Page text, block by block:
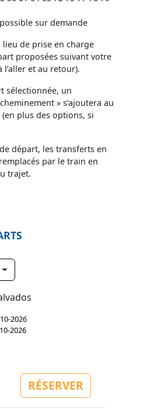
sur demande
de prise en charge
proposées suivant votre
l’aller et au retour).
sélectionnée, un
» s’ajoutera au
plus des options, si
départ, les transferts en
par le train en
trajet.
2026
2026
RÉSERVER